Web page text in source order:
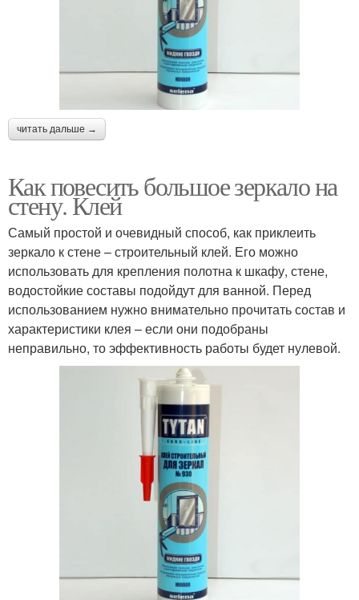
читать дальше →
Как повесить большое зеркало на
стену. Клей
Самый простой и очевидный способ, как приклеить
зеркало к стене – строительный клей. Его можно
использовать для крепления полотна к шкафу, стене,
водостойкие составы подойдут для ванной. Перед
использованием нужно внимательно прочитать состав и
характеристики клея – если они подобраны
неправильно, то эффективность работы будет нулевой.